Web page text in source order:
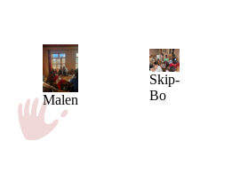
Malen
Skip-
Bo